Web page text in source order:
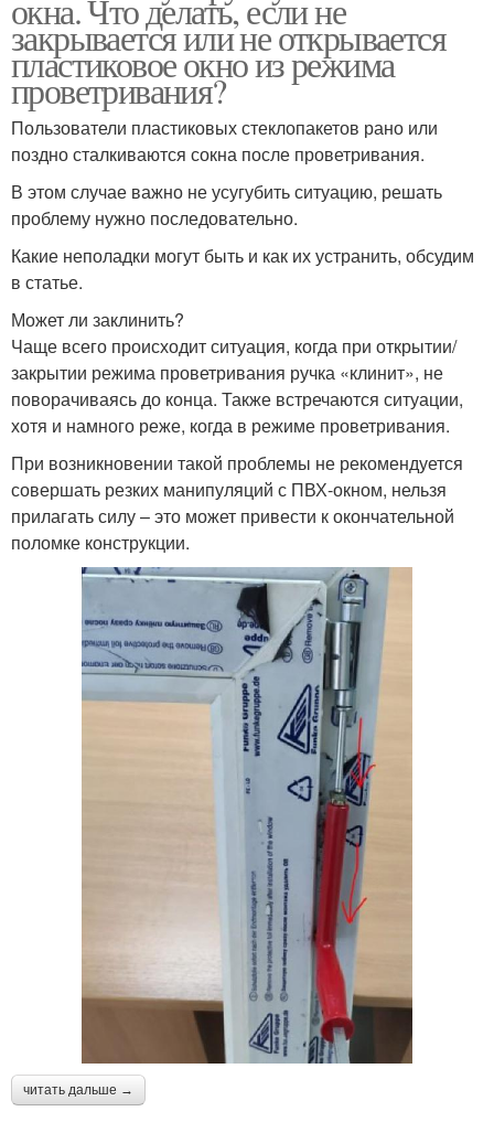
окна. Что делать, если не
закрывается или не открывается
пластиковое окно из режима
проветривания?
Пользователи пластиковых стеклопакетов рано или
поздно сталкиваются сокна после проветривания.
В этом случае важно не усугубить ситуацию, решать
проблему нужно последовательно.
Какие неполадки могут быть и как их устранить, обсудим
в статье.
Может ли заклинить?
Чаще всего происходит ситуация, когда при открытии/
закрытии режима проветривания ручка «клинит», не
поворачиваясь до конца. Также встречаются ситуации,
хотя и намного реже, когда в режиме проветривания.
При возникновении такой проблемы не рекомендуется
совершать резких манипуляций с ПВХ-окном, нельзя
прилагать силу – это может привести к окончательной
поломке конструкции.
читать дальше →